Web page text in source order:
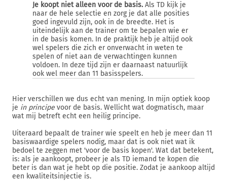
Je koopt niet alleen voor de basis.Als TD kijk je
naar de hele selectie en zorg je dat alle posities
goed ingevuld zijn, ook in de breedte. Het is
uiteindelijk aan de trainer om te bepalen wie er
in de basis komen. In de praktijk heb je altijd ook
wel spelers die zich er onverwacht in weten te
spelen of niet aan de verwachtingen kunnen
voldoen. In deze tijd zijn er daarnaast natuurlijk
ook wel meer dan 11 basisspelers.
Hier verschillen we dus echt van mening. In mijn optiek koop
je in principe voor de basis. Wellicht wat dogmatisch, maar
wat mij betreft echt een heilig principe.
Uiteraard bepaalt de trainer wie speelt en heb je meer dan 11
basiswaardige spelers nodig, maar dat is ook niet wat ik
bedoel te zeggen met 'voor de basis kopen'. Wat dat betekent,
is: als je aankoopt, probeer je als TD iemand te kopen die
beter is dan wat je hebt op die positie. Zodat je aankoop altijd
een kwaliteitsinjectie is.